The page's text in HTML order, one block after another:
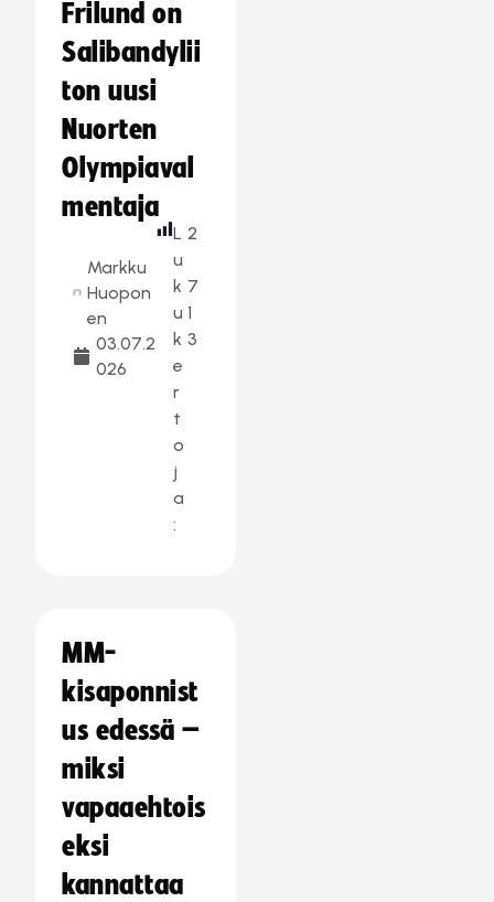
Frilund on
Salibandylii
ton uusi
Nuorten
Olympiaval
mentaja
Markku
Huopon
en
03.07.2
026
L
u
k
u
k
e
r
t
o
j
a
:
2
7
1
3
MM-
kisaponnist
us edessä –
miksi
vapaaehtois
eksi
kannattaa